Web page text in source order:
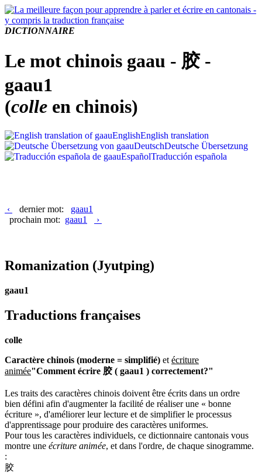
DICTIONNAIRE
Le mot chinois gaau - 胶 -
gaau1
(colle en chinois)
EnglishEnglish translation
DeutschDeutsche Übersetzung
EspañolTraducción española
‹ dernier mot: gaau1
prochain mot: gaau1 ›
Romanization (Jyutping)
gaau1
Traductions françaises
colle
Caractère chinois (moderne = simplifié) et écriture
animée"Comment écrire 胶 ( gaau1 ) correctement?"
Les traits des caractères chinois doivent être écrits dans un ordre
bien défini afin d'augmenter la facilité de réaliser une « bonne
écriture », d'améliorer leur lecture et de simplifier le processus
d'apprentissage pour produire des caractères uniformes.
Pour tous les caractères individuels, ce dictionnaire cantonais vous
montre une écriture animée, et dans l'ordre, de chaque sinogramme.
:
胶